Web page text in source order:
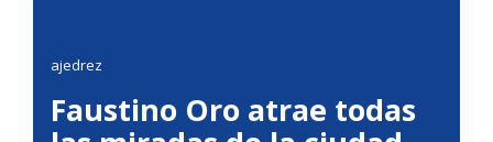
ajedrez
Faustino Oro atrae todas